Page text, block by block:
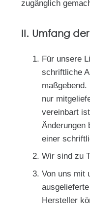
zugänglich
II. Umfang
Für unsere
schriftliche
nur
vereinbart
Änderungen
einer
Wir sind zu
Von uns mit
Hersteller